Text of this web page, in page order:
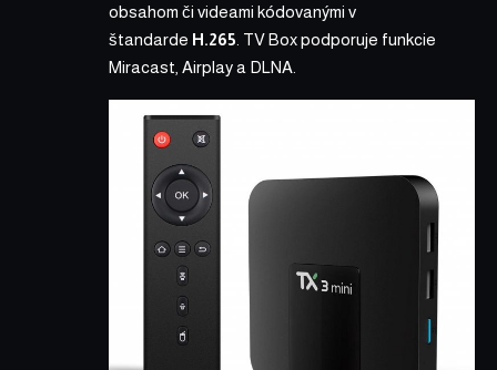
obsahom či videami kódovanými v
štandarde H.265 . TV Box podporuje funkcie
Miracast, Airplay a DLNA.